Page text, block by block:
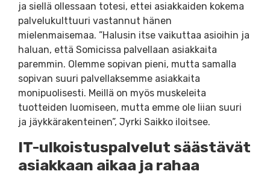
ja siellä ollessaan totesi, ettei asiakkaiden kokema
palvelukulttuuri vastannut hänen
mielenmaisemaa. ”Halusin itse vaikuttaa asioihin ja
haluan, että Somicissa palvellaan asiakkaita
paremmin. Olemme sopivan pieni, mutta samalla
sopivan suuri palvellaksemme asiakkaita
monipuolisesti. Meillä on myös muskeleita
tuotteiden luomiseen, mutta emme ole liian suuri
ja jäykkärakenteinen”, Jyrki Saikko iloitsee.
IT-ulkoistuspalvelut säästävät
asiakkaan aikaa ja rahaa